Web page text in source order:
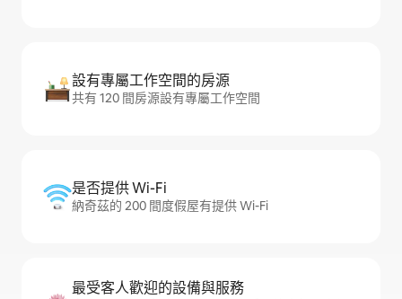
設有專屬工作空間的房源
共有 120 間房源設有專屬工作空間
是否提供 Wi-Fi
納奇茲的 200 間度假屋有提供 Wi-Fi
最受客人歡迎的設備與服務